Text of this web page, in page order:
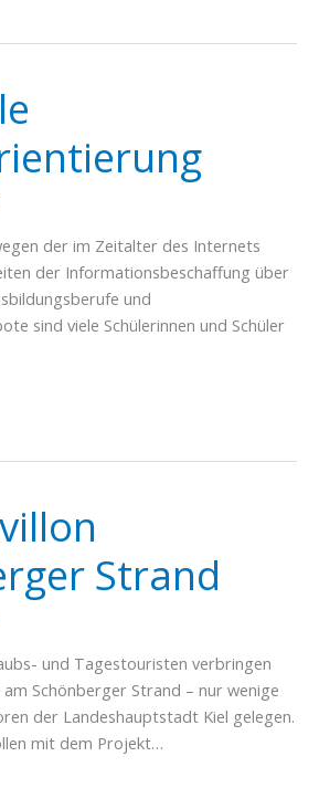
der im Zeitalter des Internets
der Informationsbeschaffung über
und
sind viele Schülerinnen und Schüler
Strand
und Tagestouristen verbringen
Schönberger Strand – nur wenige
der Landeshauptstadt Kiel gelegen.
mit dem Projekt…